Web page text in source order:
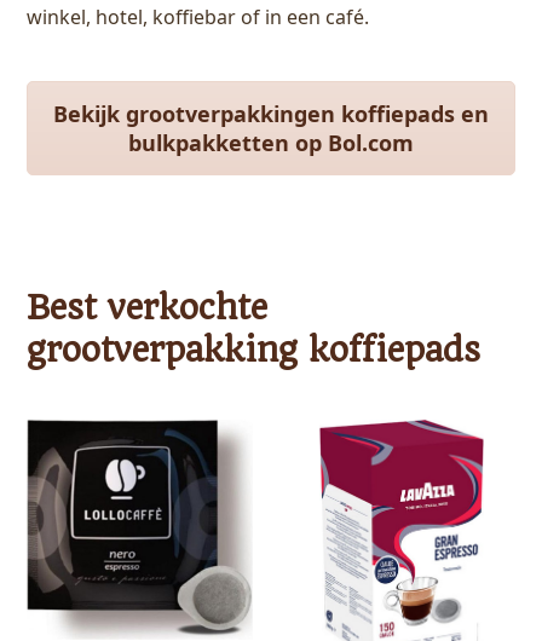
winkel, hotel, koffiebar of in een café.
Bekijk grootverpakkingen koffiepads en
bulkpakketten op Bol.com
Best verkochte
grootverpakking koffiepads